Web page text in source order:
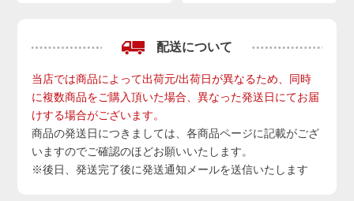
配送について
当店では商品によって出荷元/出荷日が異なるため、同時
に複数商品をご購入頂いた場合、異なった発送日にてお届
けする場合がございます。
商品の発送日につきましては、各商品ページに記載がござ
いますのでご確認のほどお願いいたします。
※後日、発送完了後に発送通知メールを送信いたします